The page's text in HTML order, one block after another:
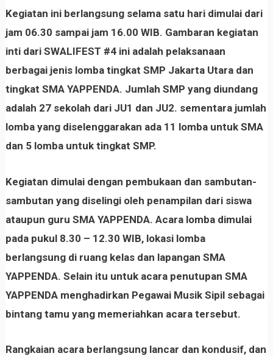
Kegiatan ini berlangsung selama satu hari dimulai dari
jam 06.30 sampai jam 16.00 WIB. Gambaran kegiatan
inti dari SWALIFEST #4 ini adalah pelaksanaan
berbagai jenis lomba tingkat SMP Jakarta Utara dan
tingkat SMA YAPPENDA. Jumlah SMP yang diundang
adalah 27 sekolah dari JU1 dan JU2. sementara jumlah
lomba yang diselenggarakan ada 11 lomba untuk SMA
dan 5 lomba untuk tingkat SMP.
Kegiatan dimulai dengan pembukaan dan sambutan-
sambutan yang diselingi oleh penampilan dari siswa
ataupun guru SMA YAPPENDA. Acara lomba dimulai
pada pukul 8.30 – 12.30 WIB, lokasi lomba
berlangsung di ruang kelas dan lapangan SMA
YAPPENDA. Selain itu untuk acara penutupan SMA
YAPPENDA menghadirkan Pegawai Musik Sipil sebagai
bintang tamu yang memeriahkan acara tersebut.
Rangkaian acara berlangsung lancar dan kondusif, dan